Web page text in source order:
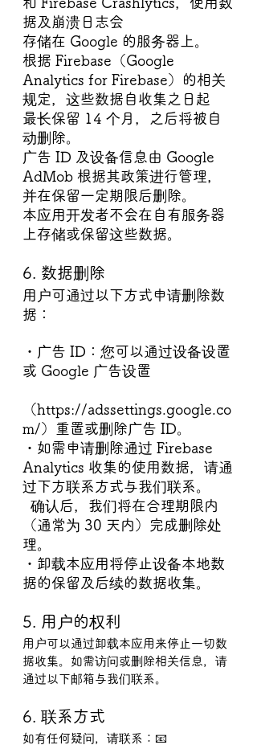
据及崩溃日志会
存储在 Google 的服务器上。
根据 Firebase（Google
Analytics for Firebase）的相关
规定，这些数据自收集之日起
最长保留 14 个月，之后将被自
动删除。
广告 ID 及设备信息由 Google
AdMob 根据其政策进行管理，
并在保留一定期限后删除。
本应用开发者不会在自有服务器
上存储或保留这些数据。
6. 数据删除
用户可通过以下方式申请删除数
据：
・广告 ID：您可以通过设备设置
或 Google 广告设置
（https://adssettings.google.co
m/）重置或删除广告 ID。
・如需申请删除通过 Firebase
Analytics 收集的使用数据，请通
过下方联系方式与我们联系。
（通常为 30 天内）完成删除处
理。
・卸载本应用将停止设备本地数
据的保留及后续的数据收集。
5. 用户的权利
用户可以通过卸载本应用来停止一切数
据收集。如需访问或删除相关信息，请
通过以下邮箱与我们联系。
6. 联系方式
如有任何疑问，请联系：📧